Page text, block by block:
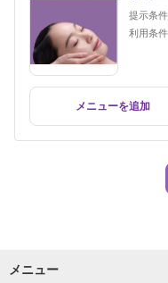
提示条件
利用条件
メニューを追加
メニュー